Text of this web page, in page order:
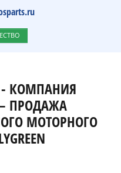
КОМПАНИЯ
— ПРОДАЖА
МОТОРНОГО